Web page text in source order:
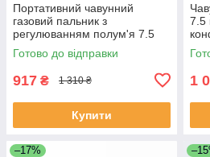
Портативний чавунний
газовий пальник з
регулюванням полум'я 7.5
кВт для туризму на одну
конфорку
Готово до відправки
917 ₴ 1 310 ₴
Купити
7.5
1
–17%